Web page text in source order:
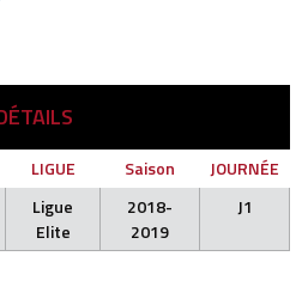
LIGUE Saison
JOURNÉE
Ligue
Elite
2018-
2019
J1